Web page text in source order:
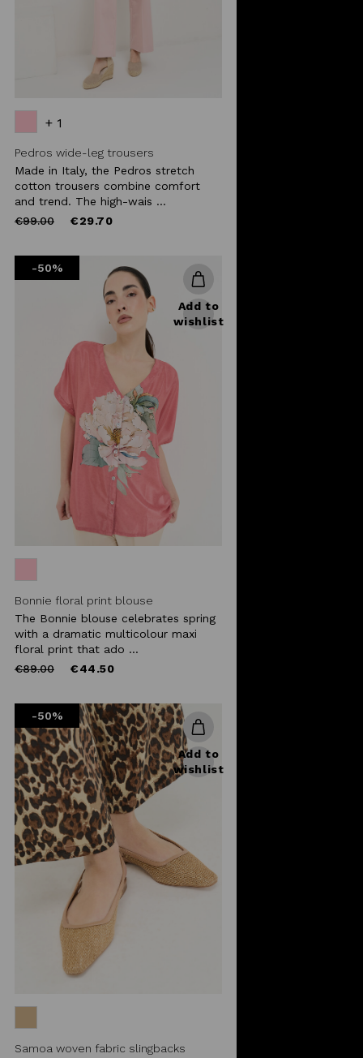
+ 1
Pedros wide-leg trousers
Made in Italy, the Pedros stretch
cotton trousers combine comfort
and trend. The high-wais ...
Price
€99.00to €29.70
-50%
Add to
wishlist
Bonnie floral print blouse
The Bonnie blouse celebrates spring
with a dramatic multicolour maxi
floral print that ado ...
Price
€89.00to €44.50
-50%
Add to
wishlist
Samoa woven fabric slingbacks